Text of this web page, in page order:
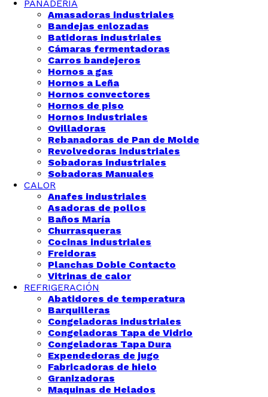
PANADERÍA
Amasadoras industriales
Bandejas enlozadas
Batidoras industriales
Cámaras fermentadoras
Carros bandejeros
Hornos a gas
Hornos a Leña
Hornos convectores
Hornos de piso
Hornos Industriales
Ovilladoras
Rebanadoras de Pan de Molde
Revolvedoras industriales
Sobadoras industriales
Sobadoras Manuales
CALOR
Anafes industriales
Asadoras de pollos
Baños María
Churrasqueras
Cocinas industriales
Freidoras
Planchas Doble Contacto
Vitrinas de calor
REFRIGERACIÓN
Abatidores de temperatura
Barquilleras
Congeladoras industriales
Congeladoras Tapa de Vidrio
Congeladoras Tapa Dura
Expendedoras de jugo
Fabricadoras de hielo
Granizadoras
Maquinas de Helados